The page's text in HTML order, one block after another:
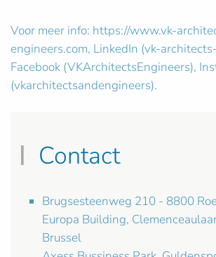
Voor meer info: https://www.vk-
engineers.com, LinkedIn (vk-
Facebook (VKArchitectsEngineers),
(vkarchitectsandengineers).
Contact
Brugsesteenweg 210 - 8800
Europa Building,
Brussel